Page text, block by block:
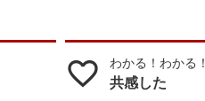
favorite_border わかる！わかる！
共感した